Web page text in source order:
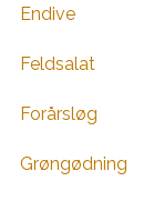
Endive
Feldsalat
Forårsløg
Grøngødning